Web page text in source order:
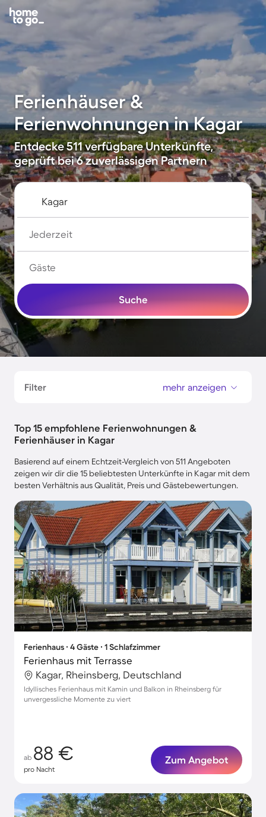
Ferienhäuser &
Ferienwohnungen in Kagar
Entdecke 511 verfügbare Unterkünfte,
geprüft bei 6 zuverlässigen Partnern
Jederzeit
Gäste
Suche
Filter mehr anzeigen
Top 15 empfohlene Ferienwohnungen &
Ferienhäuser in Kagar
Basierend auf einem Echtzeit-Vergleich von 511 Angeboten
zeigen wir dir die 15 beliebtesten Unterkünfte in Kagar mit dem
besten Verhältnis aus Qualität, Preis und Gästebewertungen.
Ferienhaus ∙ 4 Gäste ∙ 1 Schlafzimmer
Ferienhaus mit Terrasse
Kagar, Rheinsberg, Deutschland
Idyllisches Ferienhaus mit Kamin und Balkon in Rheinsberg für
unvergessliche Momente zu viert
ab 88 €
pro Nacht
Zum Angebot